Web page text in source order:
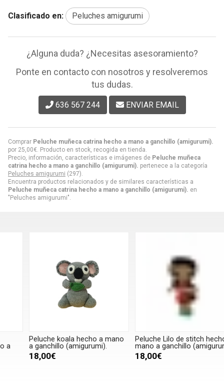
Comprar Peluche muñeca catrina hecho a mano a ganchillo (amigurumi).
por 25,00€ . Producto en stock, recogida en tienda.
Precio, información, características e imágenes de Peluche muñeca
catrina hecho a mano a ganchillo (amigurumi). pertenece a la categoría
Peluches amigurumi (297).
Encuentra productos relacionados y de similares características a
Peluche muñeca catrina hecho a mano a ganchillo (amigurumi). en
"Peluches amigurumi".
Clasificado en: Peluches amigurumi
¿Alguna duda? ¿Necesitas asesoramiento?
Ponte en contacto con nosotros y resolveremos
tus dudas.
636 567 244 ENVIAR EMAIL
Peluche koala hecho a mano
a ganchillo (amigurumi).
18,00€
Peluche Lilo de stitch hecho a
mano a ganchillo (amigurumi).
18,00€